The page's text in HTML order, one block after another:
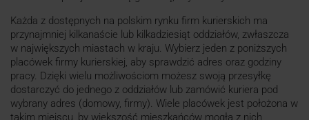
Każda z dostępnych na polskim rynku firm kurierskich ma
przynajmniej kilkanaście lub kilkadziesiąt oddziałów, zwłaszcza
w największych miastach w kraju. Wybierz jeden z poniższych
placówek firmy kurierskiej, aby sprawdzić adres oraz godziny
pracy. Dzięki wielu możliwościom możesz swoją przesyłkę
dostarczyć do jednego z oddziałów lub zamówić kuriera pod
wybrany adres (domowy, firmy). Wiele placówek jest położona w
takim miejscu, by większość mieszkańców mogła z nich